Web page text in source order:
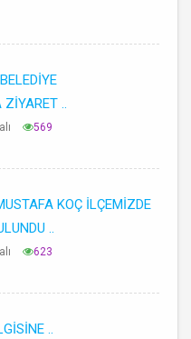
..
569
KOÇ İLÇEMİZDE
..
623
..